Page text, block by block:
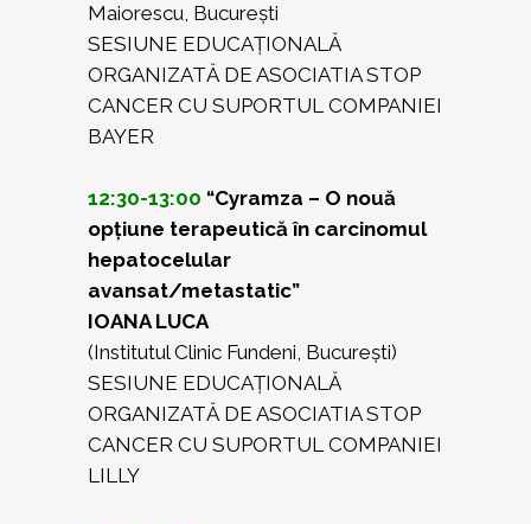
Maiorescu, București
SESIUNE EDUCAȚIONALĂ
ORGANIZATĂ DE ASOCIATIA STOP
CANCER CU SUPORTUL COMPANIEI
BAYER
12:30-13:00 “Cyramza – O nouă
opțiune terapeutică în carcinomul
hepatocelular
avansat/metastatic”
IOANA LUCA
(Institutul Clinic Fundeni, București)
SESIUNE EDUCAȚIONALĂ
ORGANIZATĂ DE ASOCIATIA STOP
CANCER CU SUPORTUL COMPANIEI
LILLY